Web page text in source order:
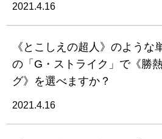
2021.4.16
《とこしえの超人》のような
の「G・ストライク」で《勝
グ》を選べますか？
2021.4.16